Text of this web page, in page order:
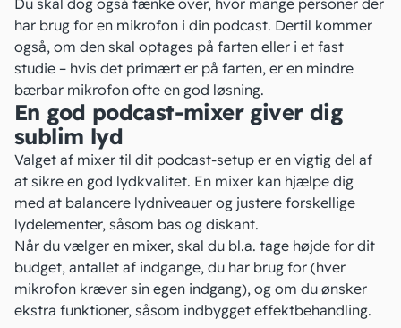
Du skal dog også tænke over, hvor mange personer der
har brug for en mikrofon i din podcast. Dertil kommer
også, om den skal optages på farten eller i et fast
studie – hvis det primært er på farten, er en mindre
bærbar mikrofon ofte en god løsning.
En god podcast-mixer giver dig
sublim lyd
Valget af mixer til dit podcast-setup er en vigtig del af
at sikre en god lydkvalitet. En mixer kan hjælpe dig
med at balancere lydniveauer og justere forskellige
lydelementer, såsom bas og diskant.
Når du vælger en mixer, skal du bl.a. tage højde for dit
budget, antallet af indgange, du har brug for (hver
mikrofon kræver sin egen indgang), og om du ønsker
ekstra funktioner, såsom indbygget effektbehandling.